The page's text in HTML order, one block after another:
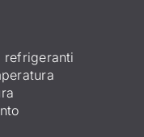
refrigeranti